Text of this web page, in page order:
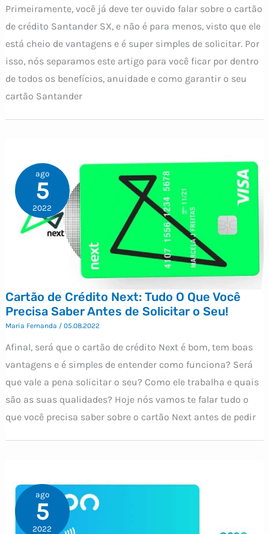
Primeiramente, você já deve ter ouvido falar sobre o cartão
de crédito Santander SX, e não é para menos, visto que ele
está cheio de vantagens e é super simples de solicitar. Por
isso, nós separamos este artigo para você ficar por dentro
de todos os benefícios, anuidade e como garantir o seu
cartão Santander
ago
5
2022
Cartão de Crédito Next: Tudo O Que Você
Precisa Saber Antes de Solicitar o Seu!
Maria Fernanda / 05.08.2022
Afinal, será que o cartão de crédito Next é bom, tem boas
vantagens e é simples de entender como funciona? Será
que vale a pena solicitar o seu? Como ele trabalha e quais
são as suas qualidades? Hoje nós vamos te falar tudo o
que você precisa saber sobre o cartão Next antes de pedir
ago
5
2022